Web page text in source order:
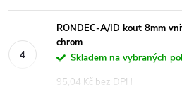
RONDEC-A/ID kout 8mm
chrom
Skladem na vybraných
95,04 Kč bez DPH